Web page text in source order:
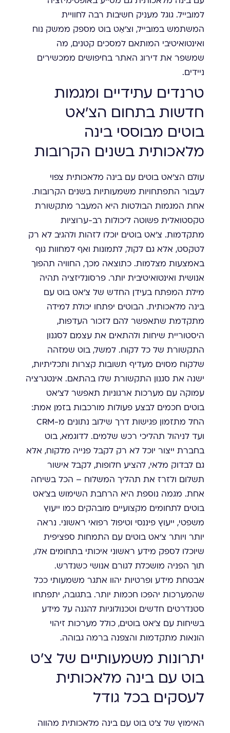
למובייל. גוגל מעניק חשיבות רבה לחוויית
המשתמש במובייל, וצ'אַט בוט מספק ממשק נוח
ואינטואיטיבי המותאם למסכים קטנים, מה
שמשפר את דירוג האתר בחיפושים ממכשירים
ניידים.
טרנדים עתידיים ומגמות
חדשות בתחום הצ'אט
בוטים מבוססי בינה
מלאכותית בשנים הקרובות
עולם הצ'אט בוטים עם בינה מלאכותית צפוי
לעבור התפתחויות משמעותיות בשנים הקרובות.
אחת המגמות הבולטות היא המעבר מתקשורת
טקסטואלית פשוטה ליכולות רב-ערוציות
מתקדמות. צ'אט בוטים יוכלו לזהות ולהגיב לא רק
לטקסט, אלא גם לקול, לתמונות ואף למחוות גוף
באמצעות מצלמות. כתוצאה מכך, החוויה תהפוך
אנושית ואינטואיטיבית יותר. פרסונליזציה תהיה
מילת המפתח בעידן החדש של צ'אט בוט עם
בינה מלאכותית. הבוטים יפתחו יכולת למידה
מתקדמת שתאפשר להם לזכור העדפות,
היסטוריית שיחות ולהתאים את עצמם לסגנון
התקשורת של כל לקוח. למשל, בוט שמזהה
שלקוח מסוים מעדיף תשובות קצרות ותכליתיות,
ישנה את סגנון התקשורת שלו בהתאם. אינטגרציה
עמוקה עם מערכות ארגוניות תאפשר לצ'אט
בוטים חכמים לבצע פעולות מורכבות בזמן אמת:
החל מתזמון פגישות דרך שילוב נתונים מ-CRM
ועד לניהול תהליכי רכש שלמים. לדוגמא, בוט
בחברת ייצור יוכל לא רק לקבל פנייה מלקוח, אלא
גם לבדוק מלאי, להציע חלופות, לקבל אישור
תשלום ולזרז את תהליך המשלוח – הכל בשיחה
אחת. מגמה נוספת היא הרחבת השימוש בצ'אט
בוטים לתחומים מקצועיים מובהקים כמו ייעוץ
משפטי, ייעוץ פיננסי וטיפול רפואי ראשוני. נראה
יותר ויותר צ'אט בוטים עם התמחות ספציפית
שיוכלו לספק מידע ראשוני איכותי בתחומים אלו,
תוך הפניה מושכלת לגורם אנושי כשנדרש.
אבטחת מידע ופרטיות יהוו אתגר משמעותי ככל
שהמערכות יהפכו חכמות יותר. בתגובה, יתפתחו
סטנדרטים חדשים וטכנולוגיות להגנה על מידע
בשיחות עם צ'אט בוטים, כולל מערכות זיהוי
הונאות מתקדמות והצפנה ברמה גבוהה.
יתרונות משמעותיים של צ'ט
בוט עם בינה מלאכותית
לעסקים בכל גודל
האימוץ של צ'ט בוט עם בינה מלאכותית מהווה